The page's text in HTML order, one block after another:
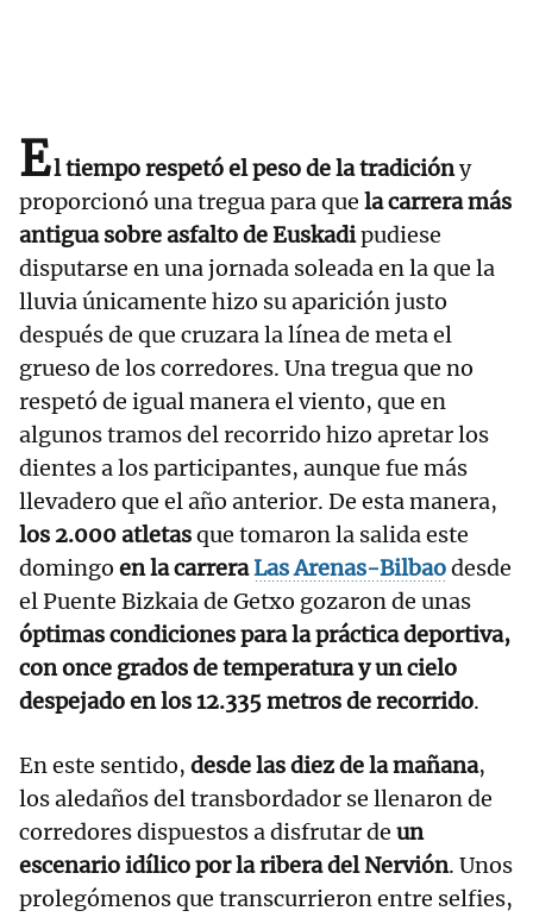
El tiempo respetó el peso de la tradicióny
proporcionó una tregua para que la carrera más
antigua sobre asfalto de Euskadipudiese
disputarse en una jornada soleada en la que la
lluvia únicamente hizo su aparición justo
después de que cruzara la línea de meta el
grueso de los corredores. Una tregua que no
respetó de igual manera el viento, que en
algunos tramos del recorrido hizo apretar los
dientes a los participantes, aunque fue más
llevadero que el año anterior. De esta manera,
los 2.000 atletasque tomaron la salida este
domingo en la carreraLas Arenas-Bilbaodesde
el Puente Bizkaia de Getxo gozaron de unas
óptimas condiciones para la práctica deportiva,
con once grados de temperatura y un cielo
despejado en los 12.335 metros de recorrido.
En este sentido, desde las diez de la mañana,
los aledaños del transbordador se llenaron de
corredores dispuestos a disfrutar de un
escenario idílico por la ribera del Nervión. Unos
prolegómenos que transcurrieron entre selfies,